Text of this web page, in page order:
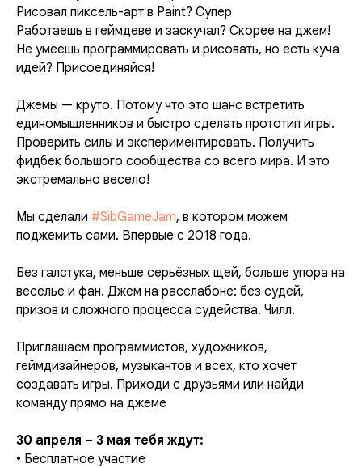
Рисовал пиксель-арт в Paint? Супер
Работаешь в геймдеве и заскучал? Скорее на джем!
Не умеешь программировать и рисовать, но есть куча
идей? Присоединяйся!
Джемы — круто. Потому что это шанс встретить
единомышленников и быстро сделать прототип игры.
Проверить силы и экспериментировать. Получить
фидбек большого сообщества со всего мира. И это
экстремально весело!
Мы сделали #SibGameJam, в котором можем
поджемить сами. Впервые с 2018 года.
Без галстука, меньше серьёзных щей, больше упора на
веселье и фан. Джем на расслабоне: без судей,
призов и сложного процесса судейства. Чилл.
Приглашаем программистов, художников,
геймдизайнеров, музыкантов и всех, кто хочет
создавать игры. Приходи с друзьями или найди
команду прямо на джеме
30 апреля – 3 мая тебя ждут:
• Бесплатное участие